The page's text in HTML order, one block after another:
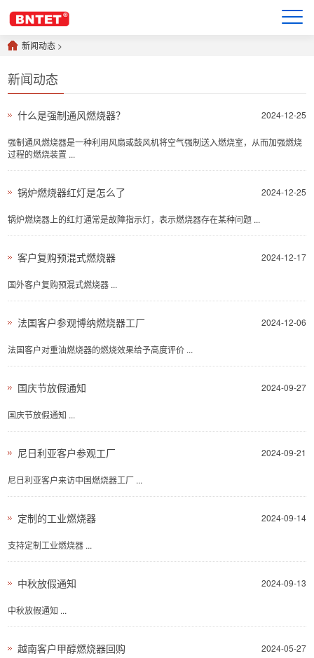
新闻动态 >
新闻动态
2024-12-25
什么是强制通风燃烧器？
强制通风燃烧器是一种利用风扇或鼓风机将空气强制送入燃烧室，从而加强燃烧
过程的燃烧装置 ...
2024-12-25
锅炉燃烧器红灯是怎么了
锅炉燃烧器上的红灯通常是故障指示灯，表示燃烧器存在某种问题 ...
2024-12-17
客户复购预混式燃烧器
国外客户复购预混式燃烧器 ...
2024-12-06
法国客户参观博纳燃烧器工厂
法国客户对重油燃烧器​的燃烧效果给予高度评价 ...
2024-09-27
国庆节放假通知
国庆节放假通知 ...
2024-09-21
尼日利亚客户参观工厂
尼日利亚客户来访中国燃烧器工厂 ...
2024-09-14
定制的工业燃烧器
支持定制工业燃烧器 ...
2024-09-13
中秋放假通知
中秋放假通知 ...
2024-05-27
越南客户甲醇燃烧器回购